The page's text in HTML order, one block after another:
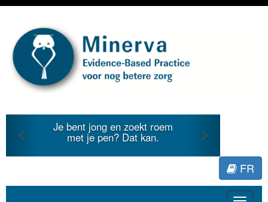
zoekt roem
kan.
Je duidt internationale
literatuur voor Minerva.
Previous
FR